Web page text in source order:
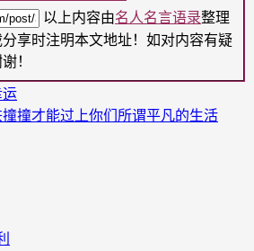
以上内容由名人名言语录整理
享时注明本文地址！如对内容有疑
！
运
撞才能过上你们所谓平凡的生活